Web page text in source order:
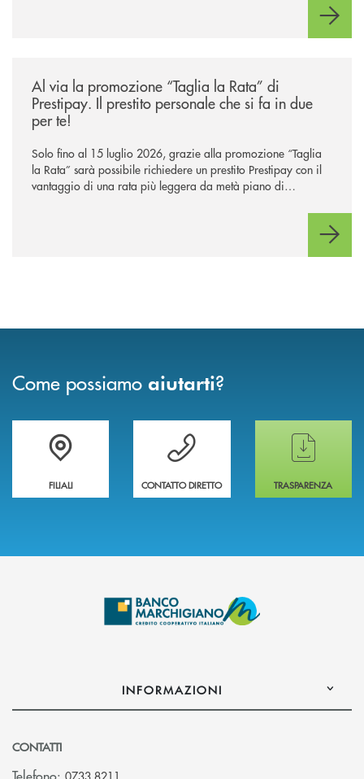
Al via la promozione “Taglia la Rata” di
Prestipay. Il prestito personale che si fa in due
per te!
Solo fino al 15 luglio 2026, grazie alla promozione “Taglia
la Rata” sarà possibile richiedere un prestito Prestipay con il
vantaggio di una rata più leggera da metà piano di
Come possiamo aiutarti?
Trova la filiale più vicina a te
FILIALI
Hai bisogno di assistenza immediata ?
CONTATTO DIRETTO
Hai bisogno di
TRASPARENZA
INFORMAZIONI
CONTATTI